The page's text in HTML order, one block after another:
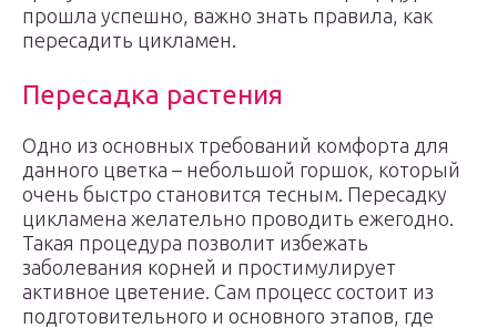
прошла успешно, важно знать правила, как
пересадить цикламен.
Пересадка растения
Одно из основных требований комфорта для
данного цветка – небольшой горшок, который
очень быстро становится тесным. Пересадку
цикламена желательно проводить ежегодно.
Такая процедура позволит избежать
заболевания корней и простимулирует
активное цветение. Сам процесс состоит из
подготовительного и основного этапов, где